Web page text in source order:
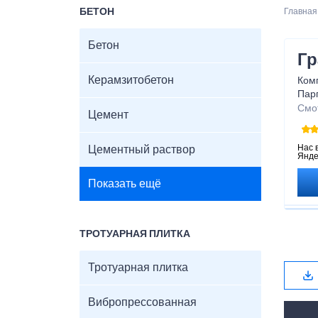
БЕТОН
Бетон
Керамзитобетон
Цемент
Цементный раствор
Показать ещё
ТРОТУАРНАЯ ПЛИТКА
Тротуарная плитка
Вибропрессованная
Главная
Мы
Нас